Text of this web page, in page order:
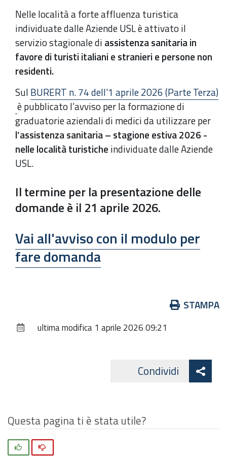
Nelle località a forte affluenza turistica
individuate dalle Aziende USL è attivato il
servizio stagionale di assistenza sanitaria in
favore di turisti italiani e stranieri e persone non
residenti.
Sul BURERT n. 74 dell'1 aprile 2026 (Parte Terza)
è pubblicato l’avviso per la formazione di
graduatorie aziendali di medici da utilizzare per
l’assistenza sanitaria – stagione estiva 2026 -
nelle località turistiche individuate dalle Aziende
USL.
Il termine per la presentazione delle
domande è il 21 aprile 2026.
Vai all'avviso con il modulo per
fare domanda
documento
STAMPA
ultima modifica 1 aprile 2026 09:21
Condividi
Questa pagina ti è stata utile?